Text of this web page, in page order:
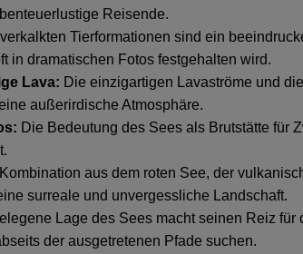
Reisende.
Tierformationen sind ein
in dramatischen Fotos festgehalten wird.
Lava: Die einzigartigen Lavaströme und
außerirdische Atmosphäre.
Die Bedeutung des Sees als Brutstätte für
aus dem roten See, der
surreale und unvergessliche Landschaft.
Lage des Sees macht seinen Reiz für
der ausgetretenen Pfade suchen.